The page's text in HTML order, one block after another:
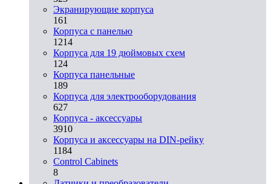
Экранирующие корпуса
161
Корпуса с панелью
1214
Корпуса для 19 дюймовых схем
124
Корпуса панельные
189
Корпуса для электрооборудования
627
Корпуса - аксессуары
3910
Корпуса и аксессуары на DIN-рейку
1184
Control Cabinets
8